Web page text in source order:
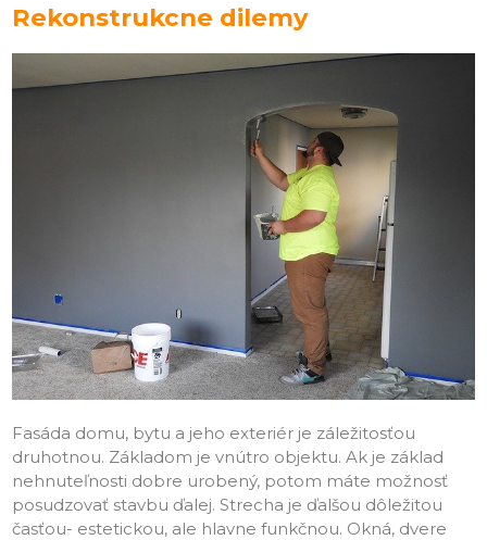
Rekonstrukcne dilemy
Fasáda domu, bytu a jeho exteriér je záležitosťou
druhotnou. Základom je vnútro objektu. Ak je základ
nehnuteľnosti dobre urobený, potom máte možnosť
posudzovať stavbu ďalej. Strecha je ďalšou dôležitou
časťou- estetickou, ale hlavne funkčnou. Okná, dvere